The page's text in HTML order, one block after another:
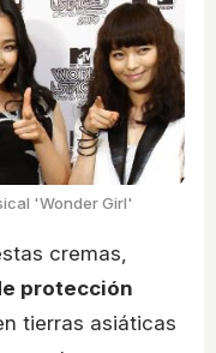
'Wonder Girl'
cremas,
protección
tierras asiáticas